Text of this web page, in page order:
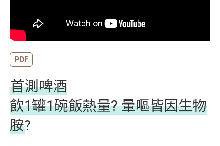
PDF
首測啤酒
飲1罐1碗飯熱量? 暈嘔皆因生物
胺?